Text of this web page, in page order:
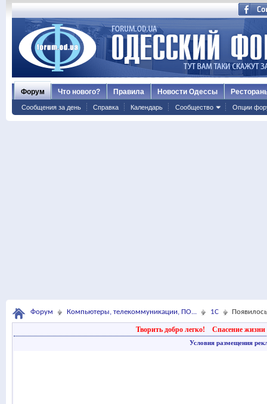
Форум
Сообщения за день Справка Календарь Сообщество Опции
Что нового? Правила Новости Одессы
Форум Компьютеры, телекоммуникации, ПО... 1С
Творить добро легко! Спасение жизни
Условия размещения